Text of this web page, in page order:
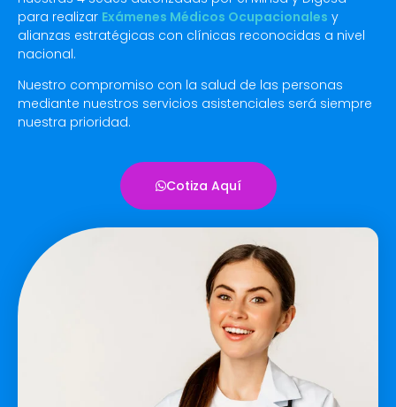
para realizar Exámenes Médicos Ocupacionales y
alianzas estratégicas con clínicas reconocidas a nivel
nacional.
Nuestro compromiso con la salud de las personas
mediante nuestros servicios asistenciales será siempre
nuestra prioridad.
Cotiza Aquí